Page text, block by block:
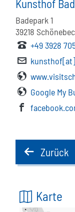
Kunsthof
Badepark 1
39218
+49 3928
Google My
backZurück
Karte